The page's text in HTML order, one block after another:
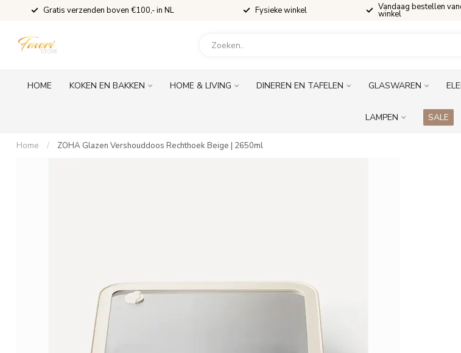
Gratis verzenden boven €100,- in NL Fysieke winkel Vandaag bestellen
winkel
HOME KOKEN EN BAKKEN HOME & LIVING DINEREN EN TAFELEN GLASWAREN
LAMPEN SALE
Home / ZOHA Glazen Vershouddoos Rechthoek Beige | 2650ml